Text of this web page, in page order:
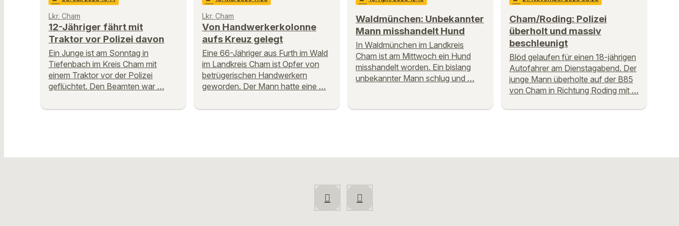
Lkr. Cham
12-Jähriger fährt mit
Traktor vor Polizei davon
Ein Junge ist am Sonntag in
Tiefenbach im Kreis Cham mit
einem Traktor vor der Polizei
geflüchtet. Den Beamten war …
Lkr. Cham
Von Handwerkerkolonne
aufs Kreuz gelegt
Eine 66-Jähriger aus Furth im Wald
im Landkreis Cham ist Opfer von
betrügerischen Handwerkern
geworden. Der Mann hatte eine …
Waldmünchen: Unbekannter
Mann misshandelt Hund
In Waldmünchen im Landkreis
Cham ist am Mittwoch ein Hund
misshandelt worden. Ein bislang
unbekannter Mann schlug und …
Cham/Roding: Polizei
überholt und massiv
beschleunigt
Blöd gelaufen für einen 18-jährigen
Autofahrer am Dienstagabend. Der
junge Mann überholte auf der B85
von Cham in Richtung Roding mit …